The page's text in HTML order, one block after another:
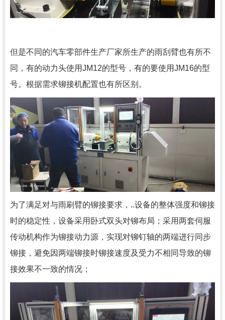
但是不同的汽车零部件生产厂家所生产的雨刮臂也有所不
同，有的动力头使用JM12的型号，有的要使用JM16的型
号。根据需求铆接机配置也有所区别。
为了满足对与雨刷臂的铆接要求，..设备的整体强度和铆接
时的稳定性，设备采用卧式双头对铆布局；采用两套伺服
传动机构作为铆接动力源，实现对铆钉轴的两端进行同步
铆接，避免因两端铆接时铆接速度及受力不相同导致的铆
接效果不一致的情况；